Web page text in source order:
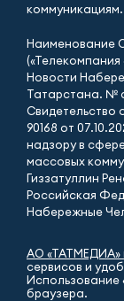
коммуникациям.
Наименование
(«Телекомпания
Новости
Татарстана. №
90168 от
надзору в
массовых
Гиззатуллин
Российская
Набережные
АО «ТАТМЕДИА»
сервисов и
Использование
браузера.